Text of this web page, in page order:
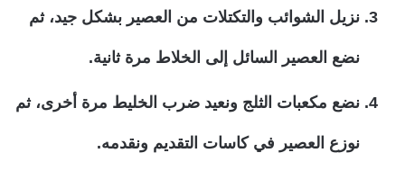
نزيل الشوائب والتكتلات من العصير بشكل جيد، ثم
نضع العصير السائل إلى الخلاط مرة ثانية.
نضع مكعبات الثلج ونعيد ضرب الخليط مرة أخرى، ثم
نوزع العصير في كاسات التقديم ونقدمه.